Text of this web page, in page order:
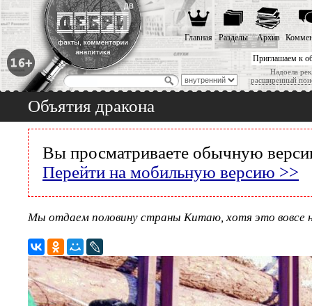
Приглашаем к
Надоела
расширенный
Главная Разделы Архив
Объятия дракона
Вы просматриваете обычную
Перейти на мобильную версию >>
Мы отдаем половину страны Китаю, хотя это вовсе